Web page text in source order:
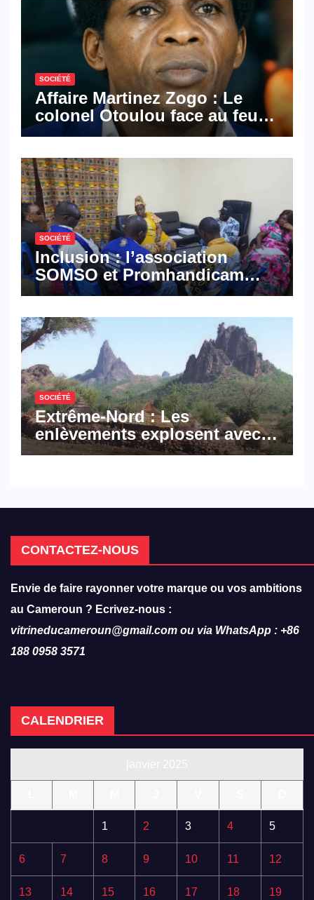
SOCIÉTÉ
Affaire Martinez Zogo : Le
colonel Otoulou face au feu
croisé des avocats de la
SOCIÉTÉ
Inclusion : l’association
SOMSO et Promhandicam
militent en faveur d’une
hôtellerie-restauration
SOCIÉTÉ
Extrême-Nord : Les
enlèvements explosent avec
308 victimes en trois mois
CONTACTEZ-NOUS
Envie de faire rayonner votre marque ou vos ambitions
au Cameroun ? Ecrivez-nous :
vitrineducameroun@gmail.com ou via WhatsApp : +86
188 0958 3571
CALENDRIER
1 2 3 4 5
6 7 8 9 10 11 12
13 14 15 16 17 18 19